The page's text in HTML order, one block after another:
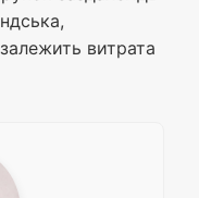
витрата